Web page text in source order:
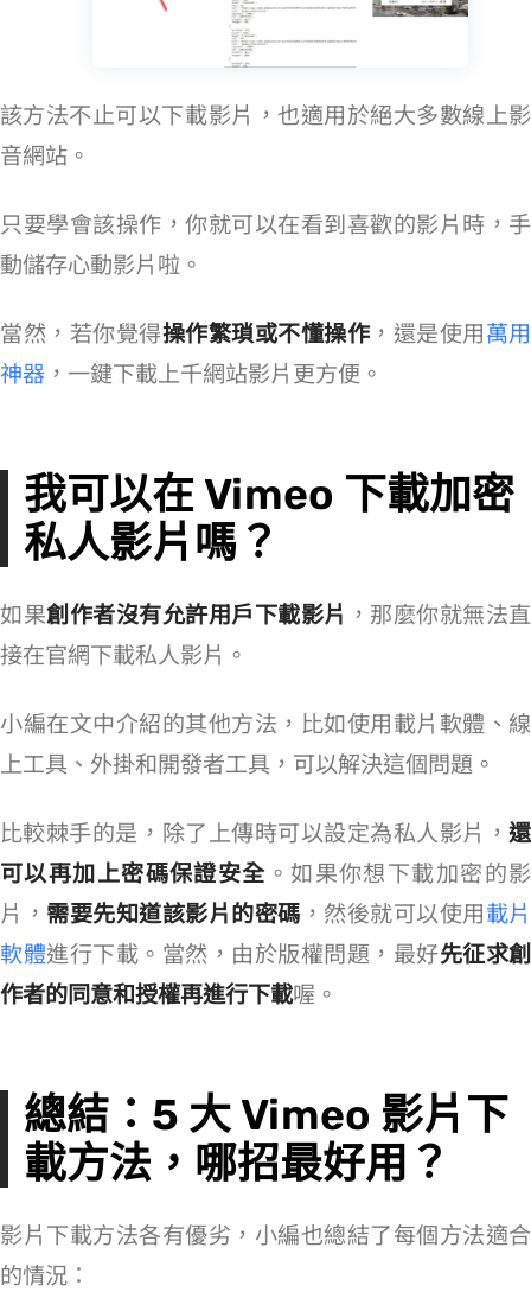
該方法不止可以下載 Vimeo 影片，也適用於絕大多數線上影
音網站。
只要學會該操作，你就可以在看到喜歡的影片時，手
動儲存心動影片啦。
當然，若你覺得操作繁瑣或不懂操作，還是使用萬用
神器 ，一鍵下載上千網站影片更方便。
我可以在 Vimeo 下載加密
私人影片嗎？
如果創作者沒有允許用戶下載影片 ，那麼你就無法直
接在官網下載 Vimeo 私人影片。
小編在文中介紹的其他方法，比如使用載片軟體、線
上工具、Chrome 外掛和開發者工具，可以解決這個問題。
比較棘手的是，Vimeo 除了上傳時可以設定為私人影片， 還
可以再加上密碼保證安全 。如果你想下載加密的影
片， 需要先知道該影片的密碼 ，然後就可以使用載片
軟體進行下載。當然，由於版權問題，最好先征求創
作者的同意和授權再進行下載喔。
總結：5 大 Vimeo 影片下
載方法，哪招最好用？
Vimeo 影片下載方法各有優劣，小編也總結了每個方法適合
的情況：